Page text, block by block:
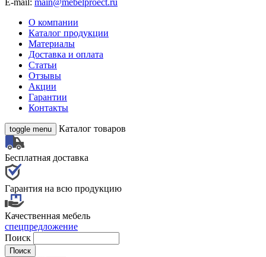
E-mail: main@mebelproect.ru
О компании
Каталог продукции
Материалы
Доставка и оплата
Статьи
Отзывы
Акции
Гарантии
Контакты
toggle menu Каталог товаров
Бесплатная доставка
Гарантия на всю продукцию
Качественная мебель
спецпредложение
Поиск